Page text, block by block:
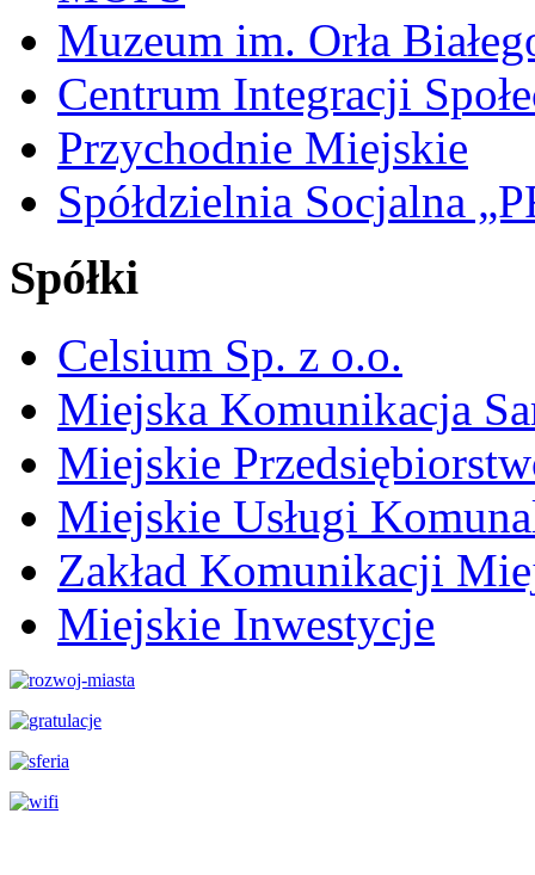
Muzeum im. Orła
Centrum Integracji
Przychodnie Miejskie
Spółdzielnia Socjalna
Spółki
Celsium Sp. z o.o.
Miejska Komunikacja
Miejskie
Miejskie Usługi
Zakład Komunikacji
Miejskie Inwestycje